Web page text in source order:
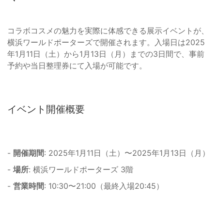
コラボコスメの魅力を実際に体感できる展示イベントが、
横浜ワールドポーターズで開催されます。入場日は2025
年1月11日（土）から1月13日（月）までの3日間で、事前
予約や当日整理券にて入場が可能です。
イベント開催概要
- 開催期間: 2025年1月11日（土）〜2025年1月13日（月）
- 場所: 横浜ワールドポーターズ 3階
- 営業時間: 10:30〜21:00（最終入場20:45）